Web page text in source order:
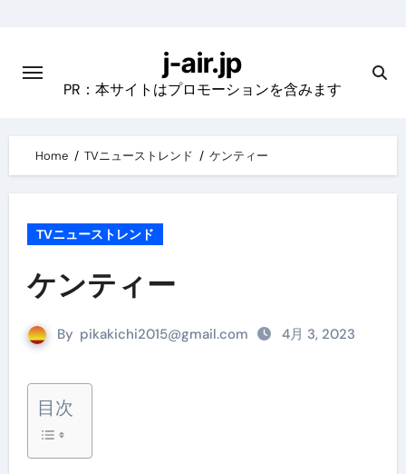
content
j-air.jp
PR：本サイトはプロモーションを含みます
Home TVニューストレンド ケンティー
TVニューストレンド
ケンティー
By pikakichi2015@gmail.com 4月 3, 2023
目次